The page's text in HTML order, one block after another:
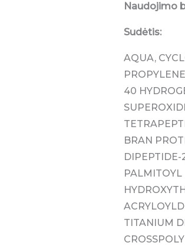
Naudojimo
Sudėtis:
AQUA,
40
BRAN
DIPEPTIDE-
TITANIUM